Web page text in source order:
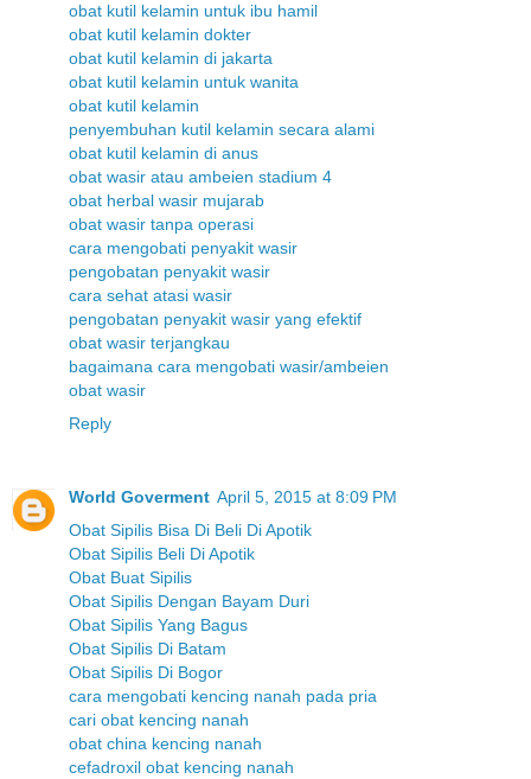
obat kutil kelamin untuk ibu hamil
obat kutil kelamin dokter
obat kutil kelamin di jakarta
obat kutil kelamin untuk wanita
obat kutil kelamin
penyembuhan kutil kelamin secara alami
obat kutil kelamin di anus
obat wasir atau ambeien stadium 4
obat herbal wasir mujarab
obat wasir tanpa operasi
cara mengobati penyakit wasir
pengobatan penyakit wasir
cara sehat atasi wasir
pengobatan penyakit wasir yang efektif
obat wasir terjangkau
bagaimana cara mengobati wasir/ambeien
obat wasir
Reply
World Goverment April 5, 2015 at 8:09 PM
Obat Sipilis Bisa Di Beli Di Apotik
Obat Sipilis Beli Di Apotik
Obat Buat Sipilis
Obat Sipilis Dengan Bayam Duri
Obat Sipilis Yang Bagus
Obat Sipilis Di Batam
Obat Sipilis Di Bogor
cara mengobati kencing nanah pada pria
cari obat kencing nanah
obat china kencing nanah
cefadroxil obat kencing nanah